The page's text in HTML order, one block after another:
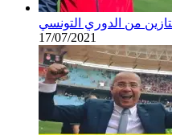
17/07/2021